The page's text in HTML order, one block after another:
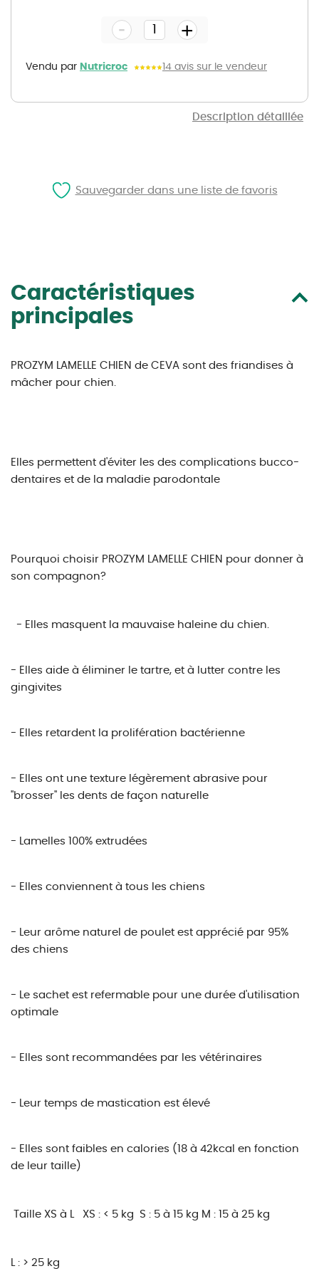
Description détaillée
gallery
Vendu par Nutricroc 14 avis sur le vendeur
- +
Caractéristiques
principales
PROZYM LAMELLE CHIEN de CEVA sont des friandises à
mâcher pour chien.
Elles permettent d'éviter les des complications bucco-
dentaires et de la maladie parodontale
Pourquoi choisir PROZYM LAMELLE CHIEN pour donner à
son compagnon?
- Elles masquent la mauvaise haleine du chien.
- Elles aide à éliminer le tartre, et à lutter contre les
gingivites
- Elles retardent la prolifération bactérienne
- Elles ont une texture légèrement abrasive pour
"brosser" les dents de façon naturelle
- Lamelles 100% extrudées
- Elles conviennent à tous les chiens
- Leur arôme naturel de poulet est apprécié par 95%
des chiens
- Le sachet est refermable pour une durée d'utilisation
optimale
- Elles sont recommandées par les vétérinaires
- Leur temps de mastication est élevé
- Elles sont faibles en calories (18 à 42kcal en fonction
de leur taille)
Taille XS à L XS : < 5 kg S : 5 à 15 kg M : 15 à 25 kg
L : > 25 kg
Sauvegarder dans une liste de favoris